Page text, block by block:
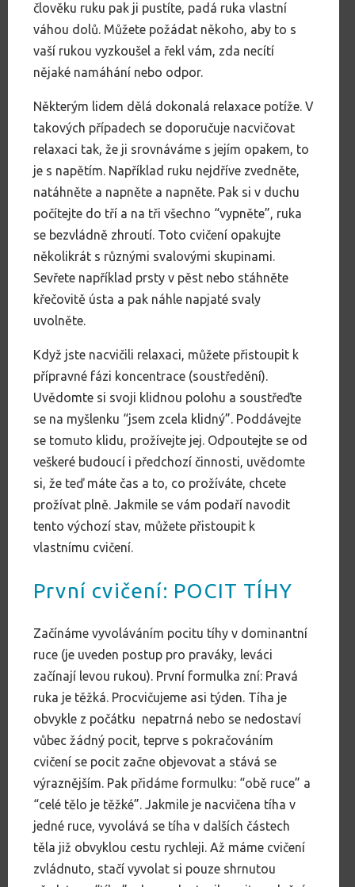
člověku ruku pak ji pustíte, padá ruka vlastní
váhou dolů. Můžete požádat někoho, aby to s
vaší rukou vyzkoušel a řekl vám, zda necítí
nějaké namáhání nebo odpor.
Některým lidem dělá dokonalá relaxace potíže. V
takových případech se doporučuje nacvičovat
relaxaci tak, že ji srovnáváme s jejím opakem, to
je s napětím. Například ruku nejdříve zvedněte,
natáhněte a napněte a napněte. Pak si v duchu
počítejte do tří a na tři všechno “vypněte”, ruka
se bezvládně zhroutí. Toto cvičení opakujte
několikrát s různými svalovými skupinami.
Sevřete například prsty v pěst nebo stáhněte
křečovitě ústa a pak náhle napjaté svaly
uvolněte.
Když jste nacvičili relaxaci, můžete přistoupit k
přípravné fázi koncentrace (soustředění).
Uvědomte si svoji klidnou polohu a soustřeďte
se na myšlenku “jsem zcela klidný”. Poddávejte
se tomuto klidu, prožívejte jej. Odpoutejte se od
veškeré budoucí i předchozí činnosti, uvědomte
si, že teď máte čas a to, co prožíváte, chcete
prožívat plně. Jakmile se vám podaří navodit
tento výchozí stav, můžete přistoupit k
vlastnímu cvičení.
První cvičení: POCIT TÍHY
Začínáme vyvoláváním pocitu tíhy v dominantní
ruce (je uveden postup pro praváky, leváci
začínají levou rukou). První formulka zní: Pravá
ruka je těžká. Procvičujeme asi týden. Tíha je
obvykle z počátku nepatrná nebo se nedostaví
vůbec žádný pocit, teprve s pokračováním
cvičení se pocit začne objevovat a stává se
výraznějším. Pak přidáme formulku: “obě ruce” a
“celé tělo je těžké”. Jakmile je nacvičena tíha v
jedné ruce, vyvolává se tíha v dalších částech
těla již obvyklou cestu rychleji. Až máme cvičení
zvládnuto, stačí vyvolat si pouze shrnutou